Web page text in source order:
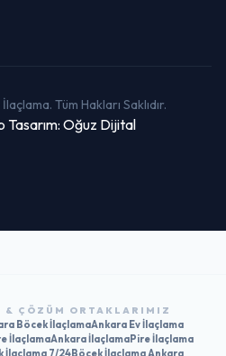
Tüm Hakları Saklıdır.
Tasarım: Oğuz Dijital
& ÇÖZÜM ORTAKLARIMIZ
Böcek İlaçlamaAnkara Ev İlaçlama
İlaçlamaAnkara İlaçlamaPire İlaçlama
İlaçlama 7/24Böcek İlaçlama Ankara